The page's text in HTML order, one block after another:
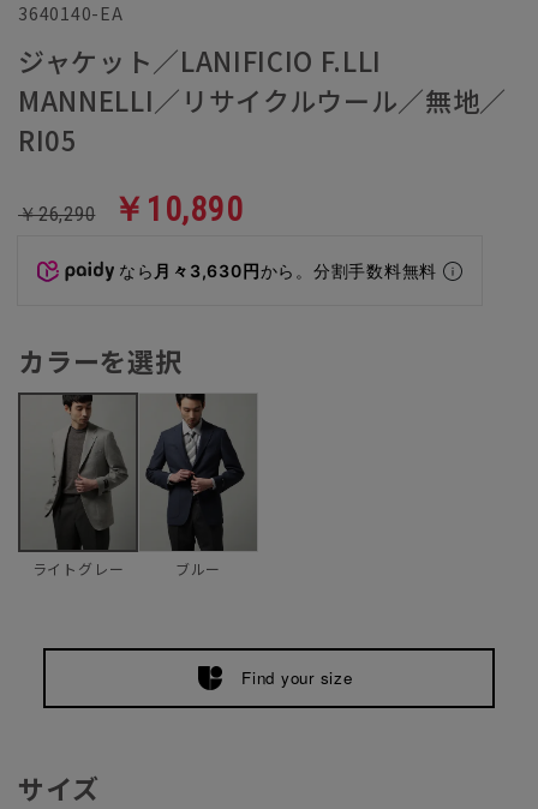
3640140-EA
ジャケット／LANIFICIO F.LLI
MANNELLI／リサイクルウール／無地／
RI05
￥26,290 ￥10,890
なら 月々3,630円から。分割手数料無料
カラーを選択
ライトグレー ブルー
Find your size
サイズ